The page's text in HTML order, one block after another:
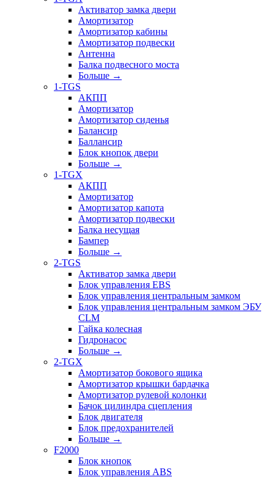
Активатор замка двери
Амортизатор
Амортизатор кабины
Амортизатор подвески
Антенна
Балка подвесного моста
Больше →
1-TGS
АКПП
Амортизатор
Амортизатор сиденья
Балансир
Баллансир
Блок кнопок двери
Больше →
1-TGX
АКПП
Амортизатор
Амортизатор капота
Амортизатор подвески
Балка несущая
Бампер
Больше →
2-TGS
Активатор замка двери
Блок управления EBS
Блок управления центральным замком
Блок управления центральным замком ЭБУ
CLM
Гайка колесная
Гидронасос
Больше →
2-TGX
Амортизатор бокового ящика
Амортизатор крышки бардачка
Амортизатор рулевой колонки
Бачок цилиндра сцепления
Блок двигателя
Блок предохранителей
Больше →
F2000
Блок кнопок
Блок управления ABS